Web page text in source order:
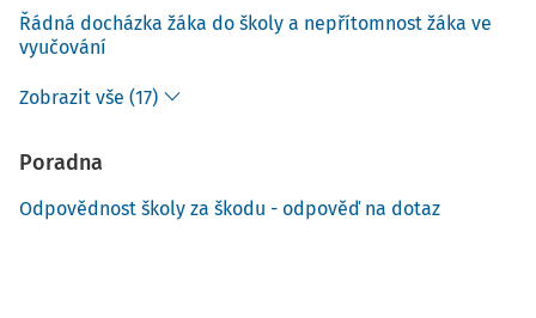
Řádná docházka žáka do školy a nepřítomnost žáka ve
vyučování
Zobrazit vše (17)
Poradna
Odpovědnost školy za škodu - odpověď na dotaz